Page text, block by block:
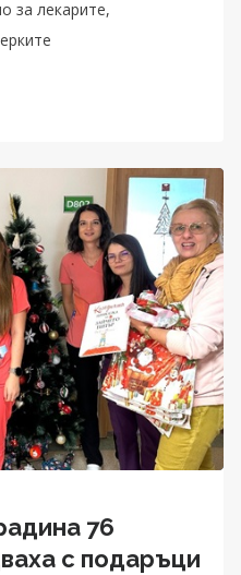
за лекарите,
76
с подаръци